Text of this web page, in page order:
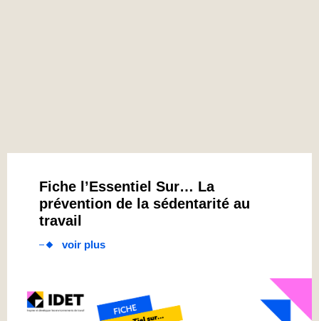
Fiche l’Essentiel Sur… La
prévention de la sédentarité au
travail
voir plus